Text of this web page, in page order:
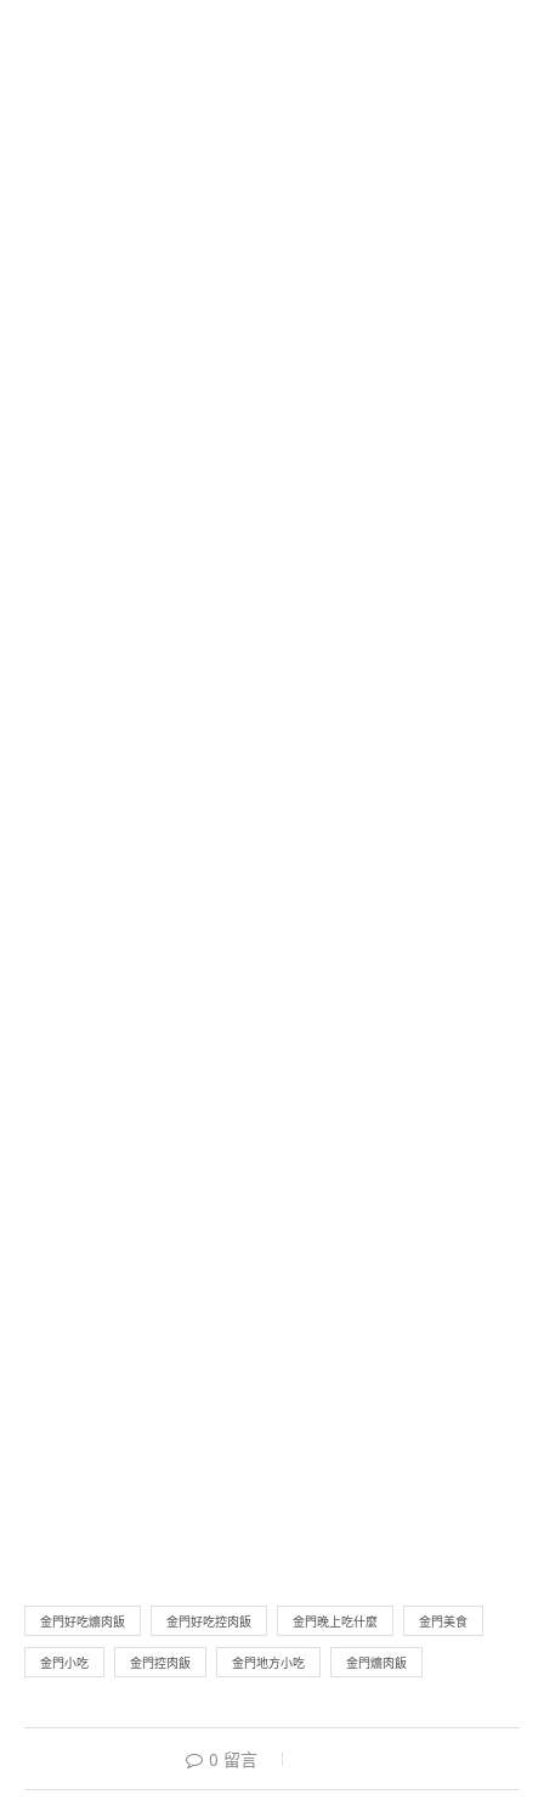
金門好吃爌肉飯 金門好吃控肉飯 金門晚上吃什麼 金門美食
金門小吃 金門控肉飯 金門地方小吃 金門爌肉飯
0 留言